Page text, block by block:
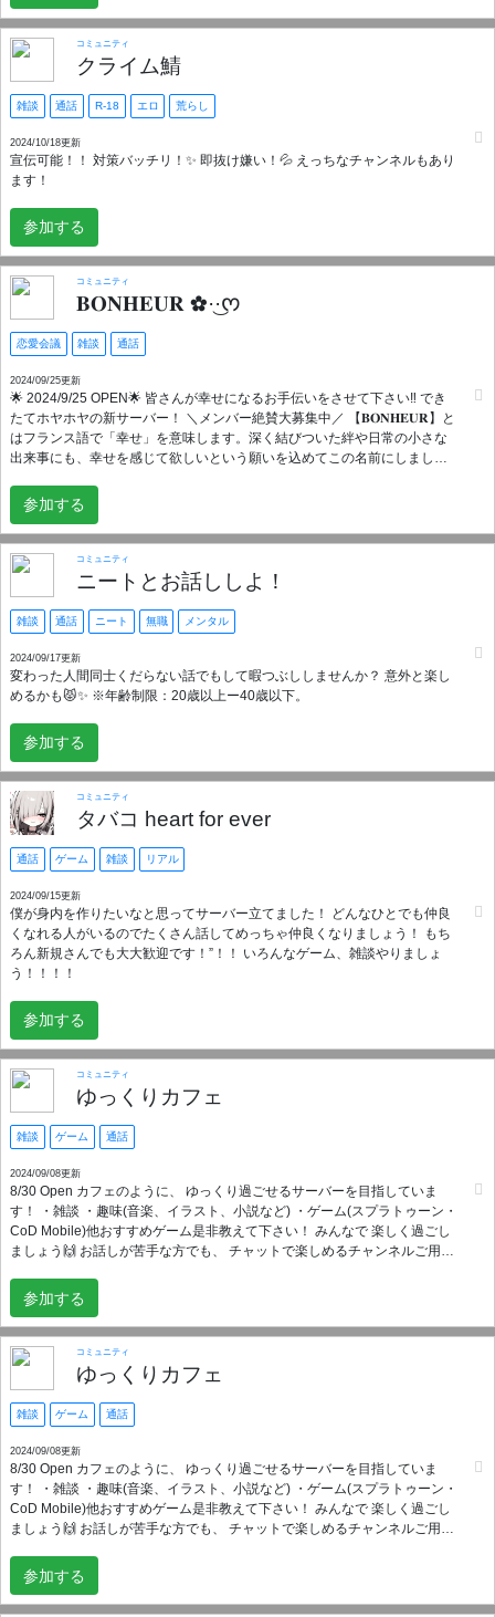
コミュニティ
クライム鯖
雑談 通話 R-18 エロ 荒らし
2024/10/18更新
宣伝可能！！ 対策バッチリ！✨️ 即抜け嫌い！💦 えっちなチャンネルもあり
ます！
参加する
コミュニティ
𝐁𝐎𝐍𝐇𝐄𝐔𝐑 ✿·͜·ᰔ
恋愛会議 雑談 通話
2024/09/25更新
🌟 2024/9/25 OPEN🌟 皆さんが幸せになるお手伝いをさせて下さい‼️ でき
たてホヤホヤの新サーバー！ ＼メンバー絶賛大募集中／ 【𝐁𝐎𝐍𝐇𝐄𝐔𝐑‪】と
はフランス語で「幸せ」を意味します。深く結びついた絆や日常の小さな
出来事にも、幸せを感じて欲しいという願いを込めてこの名前にしまし
欲的な人 ・一緒にサーバーを盛り上げてくれる人 ・他サーバーとの掛け持
ちもOK！ ・ネットリアル共にパートナーがいない方 🔅メリット🔅 ・面接
❌ ・完全新規のサーバーなので身内感なし！ ・運営が皆様を全力でサポー
ト‼️ ・困ったことは運営に気軽に相談できる！ ・アットホームな恋愛を育
める場！ 🔔 最後に 🔔 ここまでご覧いただきありがとうございます🙇‍♀️ 一緒
に楽しく雑談、恋愛してみませんか？ あなたの参加を心よりお待ちしてお
ります❕
参加する
コミュニティ
ニートとお話ししよ！
雑談 通話 ニート 無職 メンタル
2024/09/17更新
変わった人間同士くだらない話でもして暇つぶししませんか？ 意外と楽し
めるかも😾✨ ※年齢制限：20歳以上ー40歳以下。
参加する
コミュニティ
タバコ heart for ever
通話 ゲーム 雑談 リアル
2024/09/15更新
僕が身内を作りたいなと思ってサーバー立てました！ どんなひとでも仲良
くなれる人がいるのでたくさん話してめっちゃ仲良くなりましょう！ もち
ろん新規さんでも大大歓迎です！”！！ いろんなゲーム、雑談やりましょ
う！！！！
参加する
コミュニティ
ゆっくりカフェ
雑談 ゲーム 通話
2024/09/08更新
8/30 Open カフェのように、 ゆっくり過ごせるサーバーを目指していま
す！ ・雑談 ・趣味(音楽、イラスト、小説など) ・ゲーム(スプラトゥーン・
CoD Mobile)他おすすめゲーム是非教えて下さい！ みんなで 楽しく過ごし
ましょう🙌 お話しが苦手な方でも、 チャットで楽しめるチャンネルご用意
す！！！ ※入室の際はルールのご確認を お願い致します。 基本的に自由度
高めなサーバーでありたいと思います。 人の嫌がる事はやめて下さい。 他
のユーザーへの迷惑行為と見られる行動は処罰致します。
参加する
コミュニティ
ゆっくりカフェ
雑談 ゲーム 通話
2024/09/08更新
8/30 Open カフェのように、 ゆっくり過ごせるサーバーを目指していま
す！ ・雑談 ・趣味(音楽、イラスト、小説など) ・ゲーム(スプラトゥーン・
CoD Mobile)他おすすめゲーム是非教えて下さい！ みんなで 楽しく過ごし
ましょう🙌 お話しが苦手な方でも、 チャットで楽しめるチャンネルご用意
す！！！ ※入室の際はルールのご確認を お願い致します。 基本的に自由度
高めなサーバーでありたいと思います。 人の嫌がる事はやめて下さい。 他
のユーザーへの迷惑行為と見られる行動は処罰致します。
参加する